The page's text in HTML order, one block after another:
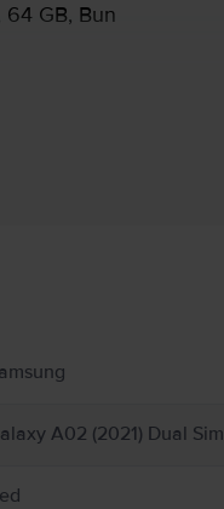
64 GB, Bun
A02 (2021) Dual Sim